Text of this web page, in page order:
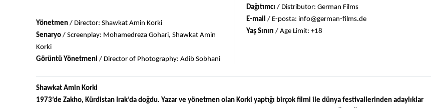
Yönetmen / Director: Shawkat Amin Korki
Senaryo / Screenplay: Mohamedreza Gohari, Shawkat Amin
Korki
Görüntü Yönetmeni / Director of Photography: Adib Sobhani
Dağıtımcı / Distributor: German Films
E-mail / E-posta: info@german-films.de
Yaş Sınırı / Age Limit: +18
Shawkat Amin Korki
1973’de Zakho, Kürdistan Irak’da doğdu. Yazar ve yönetmen olan Korki yaptığı birçok filmi ile dünya festivallerinden adaylıklar